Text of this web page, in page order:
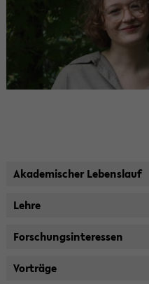
Aka­de­mi­scher Le­bens­lauf
Lehre
For­schungs­in­ter­es­sen
Vor­trä­ge